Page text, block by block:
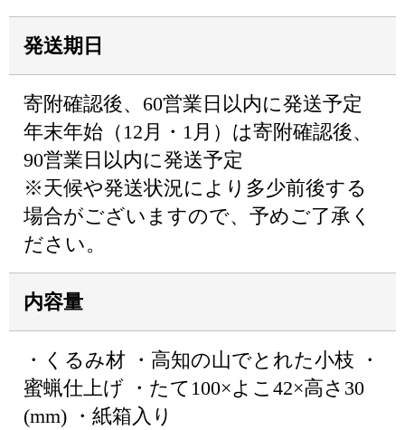
発送期日
寄附確認後、60営業日以内に発送予定
年末年始（12月・1月）は寄附確認後、
90営業日以内に発送予定
※天候や発送状況により多少前後する
場合がございますので、予めご了承く
ださい。
内容量
・くるみ材 ・高知の山でとれた小枝 ・
蜜蝋仕上げ ・たて100×よこ42×高さ30
(mm) ・紙箱入り